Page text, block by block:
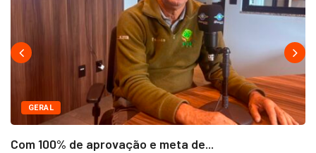
GERAL
Com 100% de aprovação e meta de...